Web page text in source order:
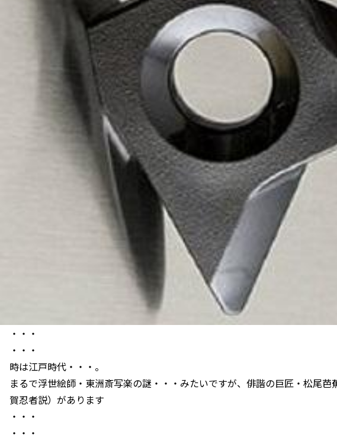
・・・
・・・
時は江戸時代・・・。
まるで浮世絵師・東洲斎写楽の謎・・・みたいですが、俳諧の巨匠・松尾
賀忍者説）があります
・・・
・・・